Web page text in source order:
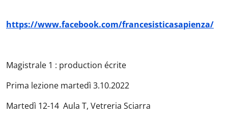
https://www.facebook.com/francesisticasapienza/
Magistrale 1 : production écrite
Prima lezione martedì 3.10.2022
Martedì 12-14 Aula T, Vetreria Sciarra